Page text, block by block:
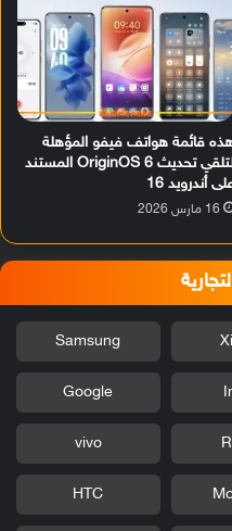
قائمة هواتف فيفو المؤهلة
لتلقي تحديث OriginOS 6 المستند
أندرويد 16
16 مارس 2026
Samsung
Google
vivo
HTC